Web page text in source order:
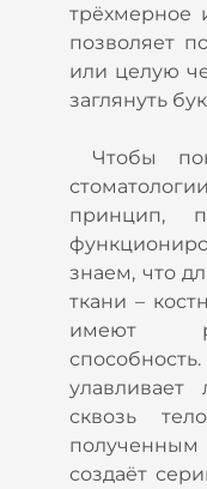
трёхмерное
позволяет
или целую
заглянуть
Чтобы
принцип,
знаем, что
ткани –
имеют
улавливает
сквозь
создаёт